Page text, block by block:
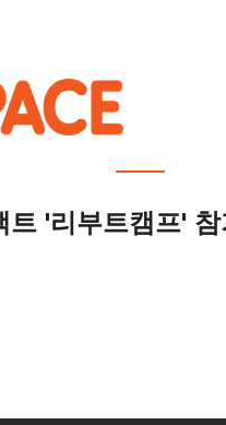
'리부트캠프' 참